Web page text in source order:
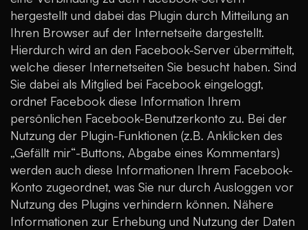
hergestellt und dabei das Plugin durch Mitteilung an
Ihren Browser auf der Internetseite dargestellt.
Hierdurch wird an den Facebook-Server übermittelt,
welche dieser Internetseiten Sie besucht haben. Sind
Sie dabei als Mitglied bei Facebook eingeloggt,
ordnet Facebook diese Information Ihrem
persönlichen Facebook-Benutzerkonto zu. Bei der
Nutzung der Plugin-Funktionen (z.B. Anklicken des
„Gefällt mir“-Buttons, Abgabe eines Kommentars)
werden auch diese Informationen Ihrem Facebook-
Konto zugeordnet, was Sie nur durch Ausloggen vor
Nutzung des Plugins verhindern können. Nähere
Informationen zur Erhebung und Nutzung der Daten